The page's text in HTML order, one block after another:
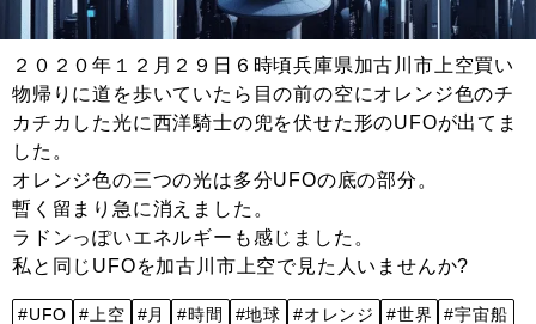
２０２０年１２月２９日６時頃兵庫県加古川市上空買い
物帰りに道を歩いていたら目の前の空にオレンジ色のチ
カチカした光に西洋騎士の兜を伏せた形のUFOが出てま
した。
オレンジ色の三つの光は多分UFOの底の部分。
暫く留まり急に消えました。
ラドンっぽいエネルギーも感じました。
私と同じUFOを加古川市上空で見た人いませんか?
#UFO #上空 #月 #時間 #地球 #オレンジ #世界
#宇宙船